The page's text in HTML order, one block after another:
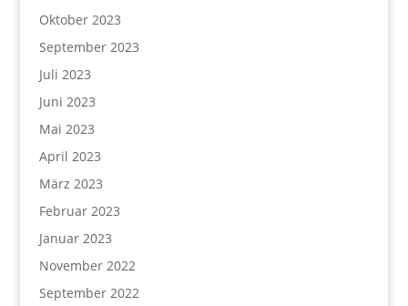
Oktober 2023
September 2023
Juli 2023
Juni 2023
Mai 2023
April 2023
März 2023
Februar 2023
Januar 2023
November 2022
September 2022